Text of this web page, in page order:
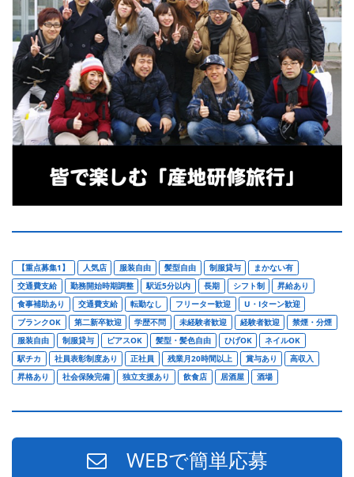
【重点募集1】 人気店 服装自由 髪型自由 制服貸与
まかない有
交通費支給
勤務開始時期調整 駅近5分以内 長期 シフト制
昇給あり
食事補助あり
交通費支給 転勤なし フリーター歓迎
U・Iターン歓迎
ブランクOK
第二新卒歓迎 学歴不問 未経験者歓迎 経験者歓迎
禁煙・分煙
服装自由
制服貸与 ピアスOK 髪型・髪色自由 ひげOK
ネイルOK
駅チカ
社員表彰制度あり 正社員 残業月20時間以上 賞与あり
高収入
昇格あり
社会保険完備 独立支援あり 飲食店 居酒屋 酒場
WEBで簡単応募